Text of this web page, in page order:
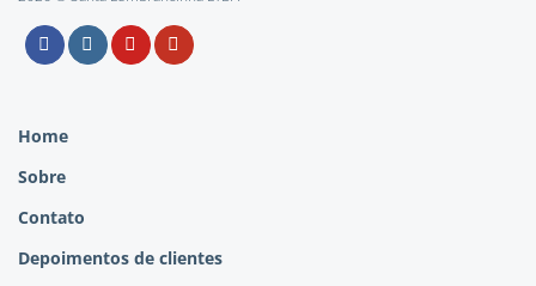
Home
Sobre
Contato
Depoimentos de clientes